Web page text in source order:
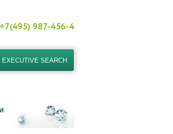
+7(495) 987-456-4
EXECUTIVE SEARCH